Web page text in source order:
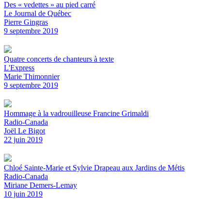
Des « vedettes » au pied carré
Le Journal de Québec
Pierre Gingras
9 septembre 2019
Quatre concerts de chanteurs à texte
L'Express
Marie Thimonnier
9 septembre 2019
Hommage à la vadrouilleuse Francine Grimaldi
Radio-Canada
Joël Le Bigot
22 juin 2019
Chloé Sainte-Marie et Sylvie Drapeau aux Jardins de Métis
Radio-Canada
Miriane Demers-Lemay
10 juin 2019